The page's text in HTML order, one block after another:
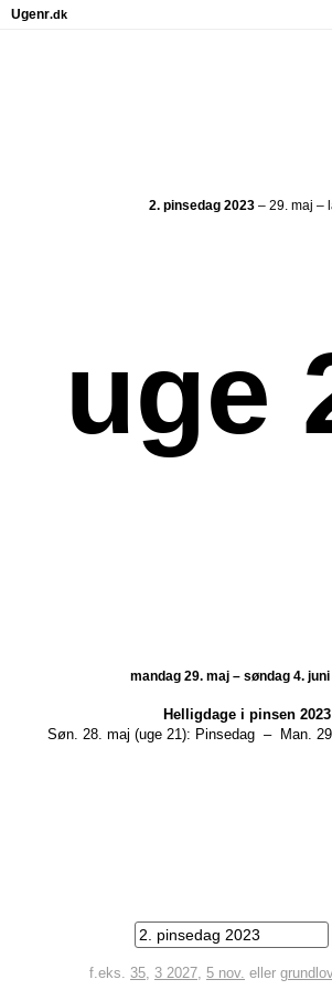
2. pinsedag 2023 – 29. maj –
uge
mandag 29. maj – søndag 4.
Helligdage i pinsen 2023
Søn. 28. maj (uge 21): Pinsedag – Man.
f.eks. 35, 3 2027, 5 nov. eller
Ugenr.dk
Privatliv og cookies